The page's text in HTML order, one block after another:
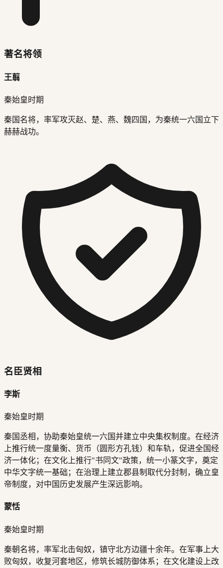
著名将领
王翦
秦始皇时期
秦国名将，率军攻灭赵、楚、燕、魏四国，为秦统一六国立下
赫赫战功。
名臣贤相
李斯
秦始皇时期
秦国丞相，协助秦始皇统一六国并建立中央集权制度。在经济
上推行统一度量衡、货币（圆形方孔钱）和车轨，促进全国经
济一体化；在文化上推行"书同文"政策，统一小篆文字，奠定
中华文字统一基础；在治理上建立郡县制取代分封制，确立皇
帝制度，对中国历史发展产生深远影响。
蒙恬
秦始皇时期
秦朝名将，率军北击匈奴，镇守北方边疆十余年。在军事上大
败匈奴，收复河套地区，修筑长城防御体系；在文化建设上改